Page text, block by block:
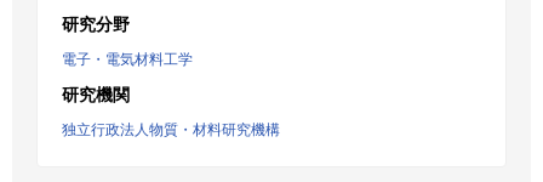
研究分野
電子・電気材料工学
研究機関
独立行政法人物質・材料研究機構